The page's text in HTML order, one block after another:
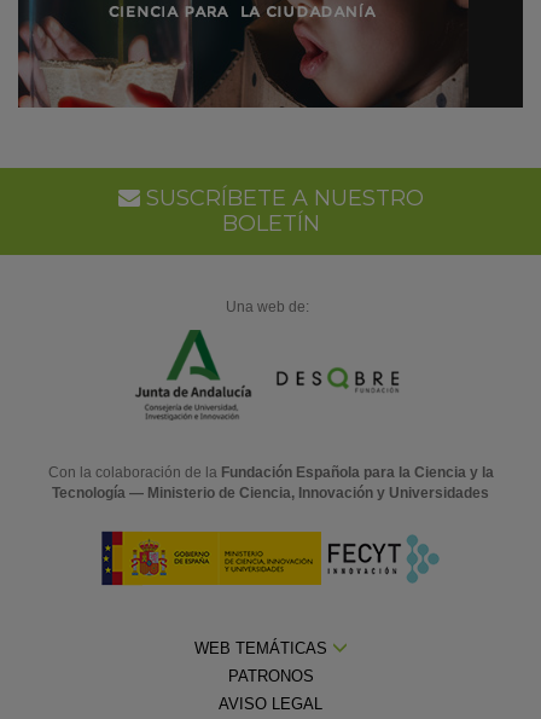
SUSCRÍBETE A NUESTRO
BOLETÍN
Una web de:
Con la colaboración de la Fundación Española para la Ciencia y la
Tecnología — Ministerio de Ciencia, Innovación y Universidades
WEB TEMÁTICAS
PATRONOS
AVISO LEGAL